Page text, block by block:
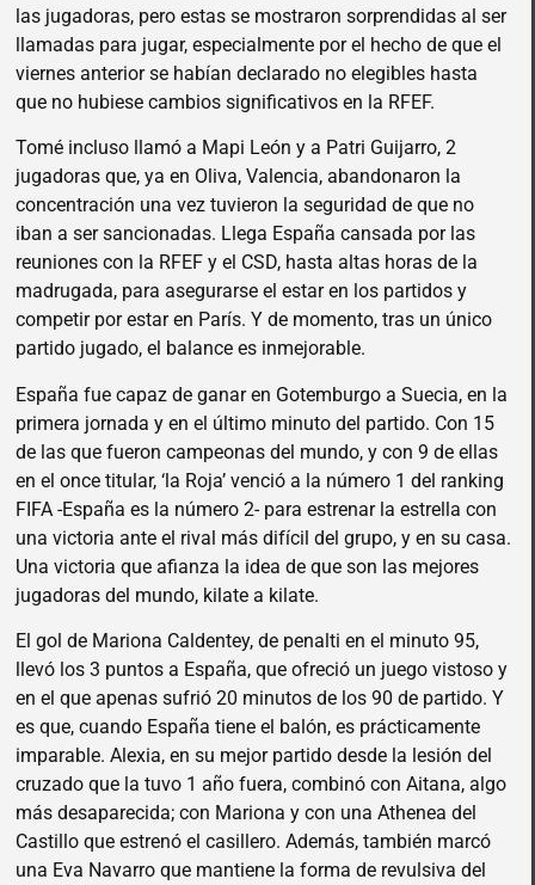
las jugadoras, pero estas se mostraron sorprendidas al ser
llamadas para jugar, especialmente por el hecho de que el
viernes anterior se habían declarado no elegibles hasta
que no hubiese cambios significativos en la RFEF.
Tomé incluso llamó a Mapi León y a Patri Guijarro, 2
jugadoras que, ya en Oliva, Valencia, abandonaron la
concentración una vez tuvieron la seguridad de que no
iban a ser sancionadas. Llega España cansada por las
reuniones con la RFEF y el CSD, hasta altas horas de la
madrugada, para asegurarse el estar en los partidos y
competir por estar en París. Y de momento, tras un único
partido jugado, el balance es inmejorable.
España fue capaz de ganar en Gotemburgo a Suecia, en la
primera jornada y en el último minuto del partido. Con 15
de las que fueron campeonas del mundo, y con 9 de ellas
en el once titular, ‘la Roja’ venció a la número 1 del ranking
FIFA -España es la número 2- para estrenar la estrella con
una victoria ante el rival más difícil del grupo, y en su casa.
Una victoria que afianza la idea de que son las mejores
jugadoras del mundo, kilate a kilate.
El gol de Mariona Caldentey, de penalti en el minuto 95,
llevó los 3 puntos a España, que ofreció un juego vistoso y
en el que apenas sufrió 20 minutos de los 90 de partido. Y
es que, cuando España tiene el balón, es prácticamente
imparable. Alexia, en su mejor partido desde la lesión del
cruzado que la tuvo 1 año fuera, combinó con Aitana, algo
más desaparecida; con Mariona y con una Athenea del
Castillo que estrenó el casillero. Además, también marcó
una Eva Navarro que mantiene la forma de revulsiva del